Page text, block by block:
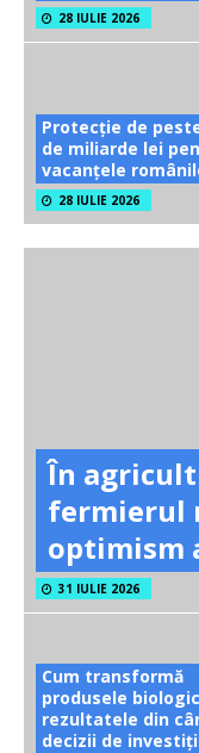
28 IULIE 2026
Protecție de
de miliarde lei
vacanțele
28 IULIE 2026
În
fermierul
optimism
31 IULIE 2026
Cum transformă
produsele
rezultatele din
decizii de